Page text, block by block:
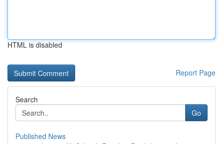
HTML is disabled
Report Page
Search
Go
Published News